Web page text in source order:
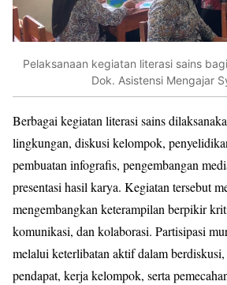
Pelaksanaan kegiatan literasi sains
Dok. Asistensi Mengajar
Berbagai kegiatan literasi sains
lingkungan, diskusi kelompok,
pembuatan infografis, pengembangan
presentasi hasil karya. Kegiatan tersebut
mengembangkan keterampilan berpikir
komunikasi, dan kolaborasi. Partisipasi
melalui keterlibatan aktif dalam
pendapat, kerja kelompok, serta